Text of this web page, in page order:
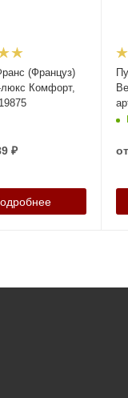
(Француз)
Комфорт,
₽